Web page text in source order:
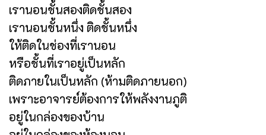
เรานอนชั้นสองติดชั้นสอง
เรานอนชั้นหนึ่ง ติดชั้นหนึ่ง
ให้ติดในช่องที่เรานอน
หรือชั้นที่เราอยู่เป็นหลัก
ติดภายในเป็นหลัก (ห้ามติดภายนอก)
เพราะอาจารย์ต้องการให้พลังงานภูติ
อยู่ในกล่องของบ้าน